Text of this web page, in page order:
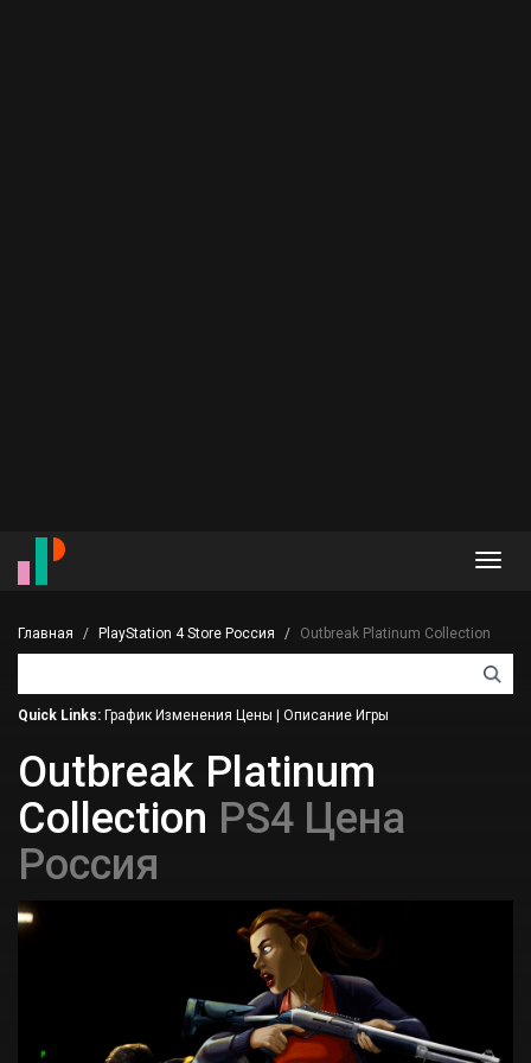
Главная PlayStation 4 Store Россия Outbreak Platinum Collection
Quick Links: График Изменения Цены Описание Игры
Outbreak Platinum
Collection PS4 Цена
Россия